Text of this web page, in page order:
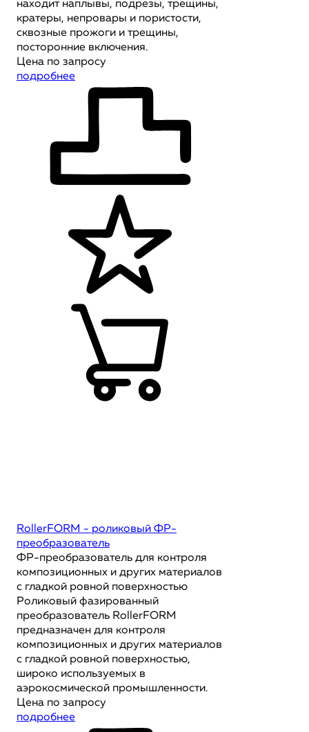
находит наплывы, подрезы, трещины,
кратеры, непровары и пористости,
сквозные прожоги и трещины,
посторонние включения.
Цена по запросу
подробнее
RollerFORM - роликовый ФР-
преобразователь
ФР-преобразователь для контроля
композиционных и других материалов
с гладкой ровной поверхностью
Роликовый фазированный
преобразователь RollerFORM
предназначен для контроля
композиционных и других материалов
с гладкой ровной поверхностью,
широко используемых в
аэрокосмической промышленности.
Цена по запросу
подробнее